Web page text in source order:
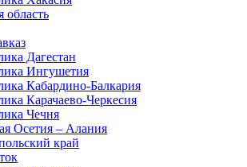
область
Дагестан
Ингушетия
Кабардино-Балкария
Карачаево-Черкесия
Чечня
Осетия – Алания
край